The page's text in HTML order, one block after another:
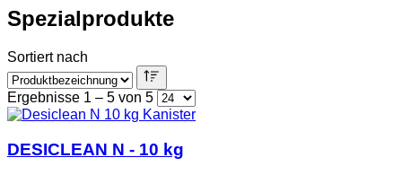
Spezialprodukte
Sortiert nach
Ergebnisse 1 – 5 von 5
DESICLEAN N - 10 kg